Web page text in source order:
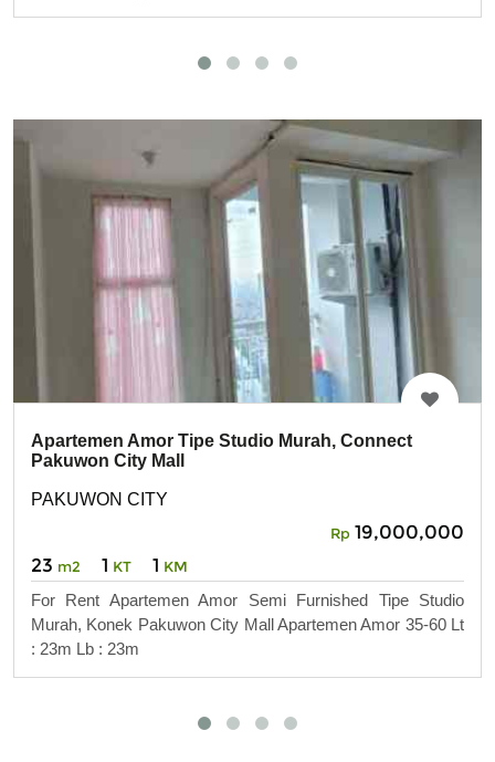
Apartemen Amor Tipe Studio Murah, Connect
Pakuwon City Mall
PAKUWON CITY
Rp 19,000,000
23 m2 1 KT 1 KM
For Rent Apartemen Amor Semi Furnished Tipe Studio
Murah, Konek Pakuwon City Mall Apartemen Amor 35-60 Lt
: 23m Lb : 23m